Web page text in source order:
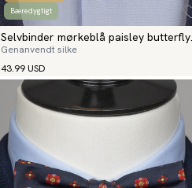
Bæredygtigt
Selvbinder mørkeblå paisley butterfly
toscana
Genanvendt silke
43.99 USD